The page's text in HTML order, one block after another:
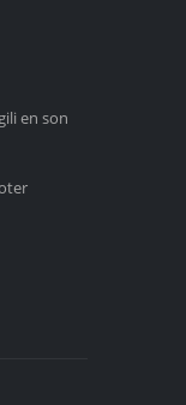
en son